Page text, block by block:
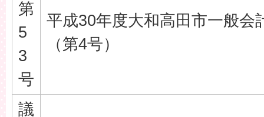
第
5
3
号
平成30年度大和高田市一般会
（第4号）
議